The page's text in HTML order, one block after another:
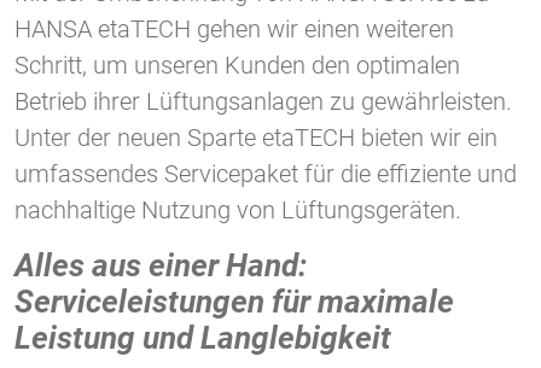
HANSA etaTECH gehen wir einen weiteren
Schritt, um unseren Kunden den optimalen
Betrieb ihrer Lüftungsanlagen zu gewährleisten.
Unter der neuen Sparte etaTECH bieten wir ein
umfassendes Servicepaket für die effiziente und
nachhaltige Nutzung von Lüftungsgeräten.
Alles aus einer Hand:
Serviceleistungen für maximale
Leistung und Langlebigkeit
Vimeo